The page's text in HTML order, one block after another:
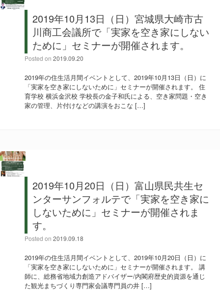
2019年10月13日（日）宮城県大崎市古
川商工会議所で「実家を空き家にしない
ために」セミナーが開催されます。
Posted on 2019.09.20
2019年の住生活月間イベントとして、2019年10月13日（日）に
「実家を空き家にしないために」セミナーが開催されます。 住
育学校 横浜金沢校 学校長の金子和氏による、空き家問題・空き
家の管理、片付けなどの講演をおこな […]
2019年10月20日（日）富山県民共生セ
ンターサンフォルテで「実家を空き家に
しないために」セミナーが開催されま
す。
Posted on 2019.09.18
2019年の住生活月間イベントとして、2019年10月20日（日）に
「実家を空き家にしないために」セミナーが開催されます。 講
師に、総務省地域力創造アドバイザー/内閣府歴史的資源を通じ
た観光まちづくり専門家会議専門員の井 […]